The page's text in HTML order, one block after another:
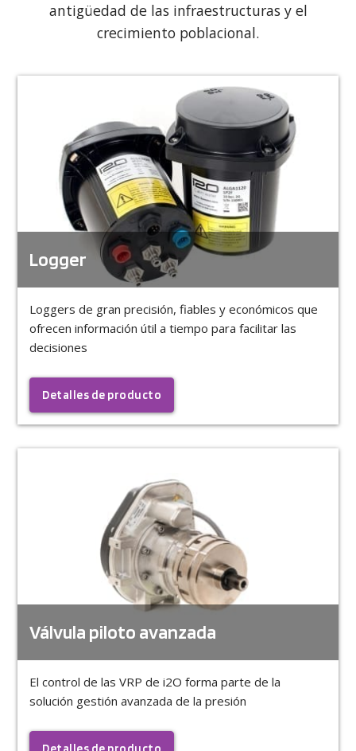
antigüedad de las infraestructuras y el
crecimiento poblacional.
Logger
Loggers de gran precisión, fiables y económicos que
ofrecen información útil a tiempo para facilitar las
decisiones
Detalles de producto
Válvula piloto avanzada
El control de las VRP de i2O forma parte de la
solución gestión avanzada de la presión